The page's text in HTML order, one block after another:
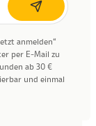
anmelden“
per E-Mail zu
ab 30 €
und einmal